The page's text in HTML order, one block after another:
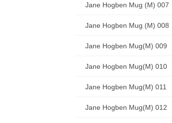
Jane Hogben Mug (M) 007
Jane Hogben Mug (M) 008
Jane Hogben Mug(M) 009
Jane Hogben Mug(M) 010
Jane Hogben Mug(M) 011
Jane Hogben Mug(M) 012